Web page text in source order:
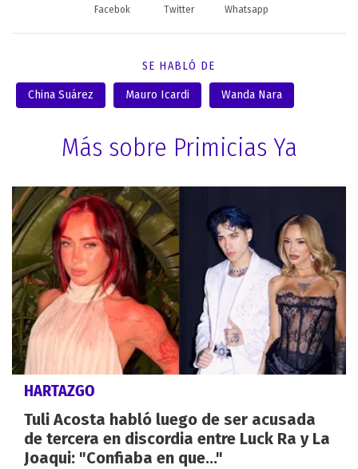
Facebok Twitter Whatsapp
SE HABLÓ DE
China Suárez Mauro Icardi Wanda Nara
Más sobre Primicias Ya
HARTAZGO
Tuli Acosta habló luego de ser acusada
de tercera en discordia entre Luck Ra y La
Joaqui: "Confiaba en que..."